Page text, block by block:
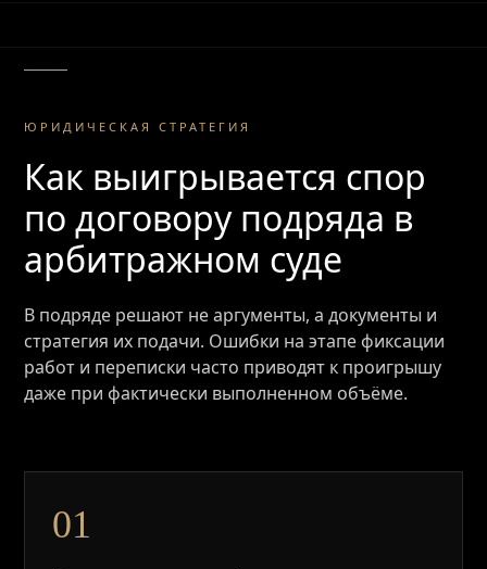
ЮРИДИЧЕСКАЯ СТРАТЕГИЯ
Как выигрывается спор
по договору подряда в
арбитражном суде
В подряде решают не аргументы, а документы и
стратегия их подачи. Ошибки на этапе фиксации
работ и переписки часто приводят к проигрышу
даже при фактически выполненном объёме.
01